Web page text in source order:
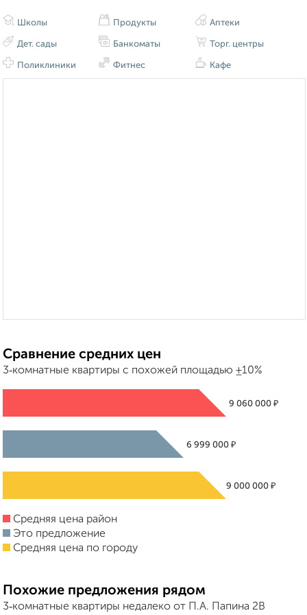
Школы
Дет. сады
Поликлиники
Продукты
Банкоматы
Фитнес
Аптеки
Торг. центры
Кафе
Сравнение средних цен
3‑комнатные квартиры с похожей площадью ±10%
9 060 000 ₽
6 999 000₽
9 000 000 ₽
Средняя цена район
Это предложение
Средняя цена по городу
Похожие предложения рядом
3‑комнатные квартиры недалеко от П.А. Папина 2В